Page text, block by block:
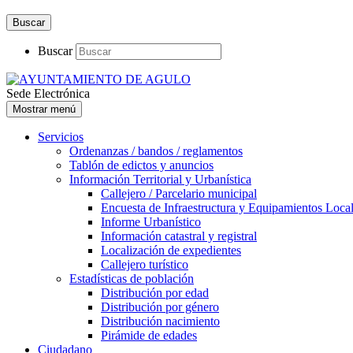
Buscar
Buscar
Sede Electrónica
Mostrar menú
Servicios
Ordenanzas / bandos / reglamentos
Tablón de edictos y anuncios
Información Territorial y Urbanística
Callejero / Parcelario municipal
Encuesta de Infraestructura y Equipamientos
Informe Urbanístico
Información catastral y registral
Localización de expedientes
Callejero turístico
Estadísticas de población
Distribución por edad
Distribución por género
Distribución nacimiento
Pirámide de edades
Ciudadano